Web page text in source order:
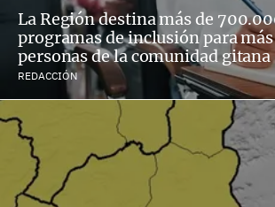
La Región destina más de
programas de inclusión para
personas de la comunidad gitana
REDACCIÓN